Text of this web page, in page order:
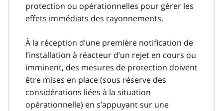
protection ou opérationnelles pour gérer les
effets immédiats des rayonnements.
À la réception d’une première notification de
l’installation à réacteur d’un rejet en cours ou
imminent, des mesures de protection doivent
être mises en place (sous réserve des
considérations liées à la situation
opérationnelle) en s’appuyant sur une